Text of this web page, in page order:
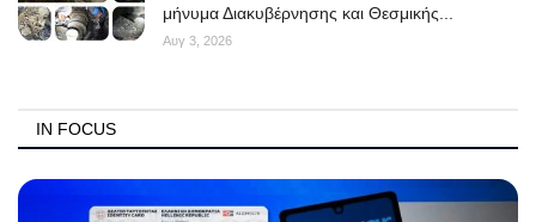
μήνυμα Διακυβέρνησης και Θεσμικής...
Αυγ 3, 2026
IN FOCUS